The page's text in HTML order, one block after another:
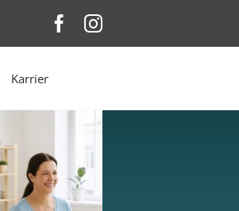
Karrier